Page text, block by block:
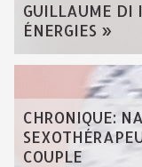
GUILLAUME DI
ÉNERGIES »
CHRONIQUE:
COUPLE